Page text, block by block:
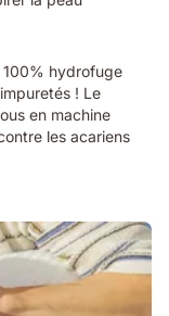
hydrofuge
! Le
en machine
les acariens